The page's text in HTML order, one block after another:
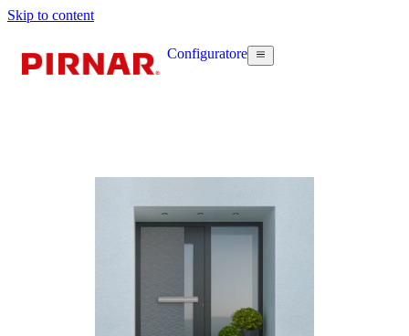
Skip to content
Configuratore